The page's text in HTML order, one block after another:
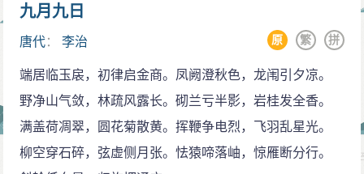
该晋封章奏事，尽量指明政教得失，以挽救朕之不足。”
吐火罗派遣使者献大鸟，大鸟像骆驼，吃铜铁，李治派
济持皇帝书信前往吊祭。九月，高侃击擒突厥车鼻可
汗，分置单于、瀚海二都护府。
永徽二年（651）正月，西突厥贺鲁自立为沙钵罗可
汗。七月沙，钵罗可汗攻入庭州，遣梁建方讨之。八月
九月九日
唐代：李治 拼
繁
原
端居临玉扆，初律启金商。凤阙澄秋色，龙闱引夕凉。
野净山气敛，林疏风露长。砌兰亏半影，岩桂发全香。
满盖荷凋翠，圆花菊散黄。挥鞭争电烈，飞羽乱星光。
柳空穿石碎，弦虚侧月张。怯猿啼落岫，惊雁断分行。